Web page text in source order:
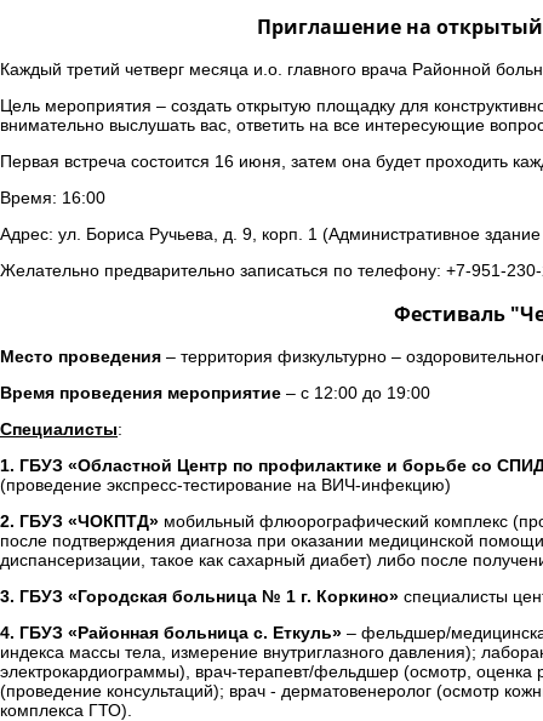
Приглашение на
Каждый третий четверг месяца и.о. главного врача Районной
Цель мероприятия – создать открытую площадку для
внимательно выслушать вас, ответить на все интересующие
Первая встреча состоится 16 июня, затем она будет проходить
Время: 16:00
Адрес: ул. Бориса Ручьева, д. 9, корп. 1 (Административное
Желательно предварительно записаться по телефону: +7-951-
Фестиваль
Место проведения – территория физкультурно –
Время проведения мероприятие – с 12:00 до 19:00
Специалисты:
1. ГБУЗ «Областной Центр по профилактике и борьбе со
(проведение экспресс-тестирование на ВИЧ-инфекцию)
2. ГБУЗ «ЧОКПТД» мобильный флюорографический комплекс
после подтверждения диагноза при оказании медицинской
диспансеризации, такое как сахарный диабет) либо после
3. ГБУЗ «Городская больница № 1 г. Коркино» специалисты
4. ГБУЗ «Районная больница с. Еткуль» – фельдшер/
индекса массы тела, измерение внутриглазного давления);
электрокардиограммы), врач-терапевт/фельдшер (осмотр, оценка
(проведение консультаций); врач - дерматовенеролог (осмотр
комплекса ГТО).